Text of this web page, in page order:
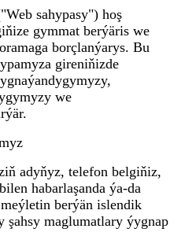
sahypasy") hoş
gymmat berýäris we
borçlanýarys. Bu
gireniňizde
we
adyňyz, telefon belgiňiz,
habarlaşanda ýa-da
berýän islendik
maglumatlary ýygnap